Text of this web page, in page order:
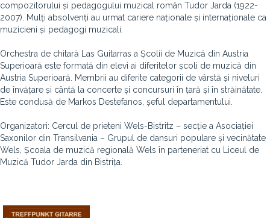
compozitorului și pedagogului muzical român Tudor Jarda (1922-
2007). Mulți absolvenți au urmat cariere naționale și internaționale ca
muzicieni și pedagogi muzicali.
Orchestra de chitară Las Guitarras a Școlii de Muzică din Austria
Superioară este formată din elevi ai diferitelor școli de muzică din
Austria Superioară. Membrii au diferite categorii de vârstă și niveluri
de învățare și cântă la concerte și concursuri în țară și în străinătate.
Este condusă de Markos Destefanos, șeful departamentului.
Organizatori: Cercul de prieteni Wels-Bistritz – secție a Asociației
Saxonilor din Transilvania – Grupul de dansuri populare și vecinătate
Wels, Școala de muzică regională Wels în parteneriat cu Liceul de
Muzică Tudor Jarda din Bistrița.